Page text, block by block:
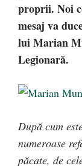
proprii. Noi
mesaj va
lui Marian
Legionară.
După cum
numeroase
păcate, de